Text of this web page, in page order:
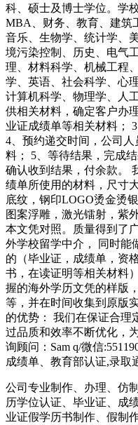
科、硕士及博士学位。学
MBA、财务、教育、建筑
音乐、生物学、统计学、
境污染控制、历史、电气
理、材料科学、机械工程
学、英语、社会科学、心
计算机科学、物理学、人
供相关材料，确定客户办
业证成绩单等相关材料；
4、预约递交时间，公司
料； 5、等待结果，完成
确认收到结果，付余款。
绩单所使用的材料，尺寸
底纹，钢印LOGO烫金烫
图案浮雕，激光镭射，紫
本文凭对照。质量得到了
外学校留学中介， 同时能
的（毕业证，成绩单，资
书，在读证明等相关材料
握的海外学历文凭的样版
等，并在时间收集到原版
的优势： 我们在保证合理
过品质和效率不断优化，
询顾问：Sam q/微信
成绩单、教育部认证,录取
公司专业制作、办理、仿
历学位认证、毕业证、成
业证假学历书制作、假制